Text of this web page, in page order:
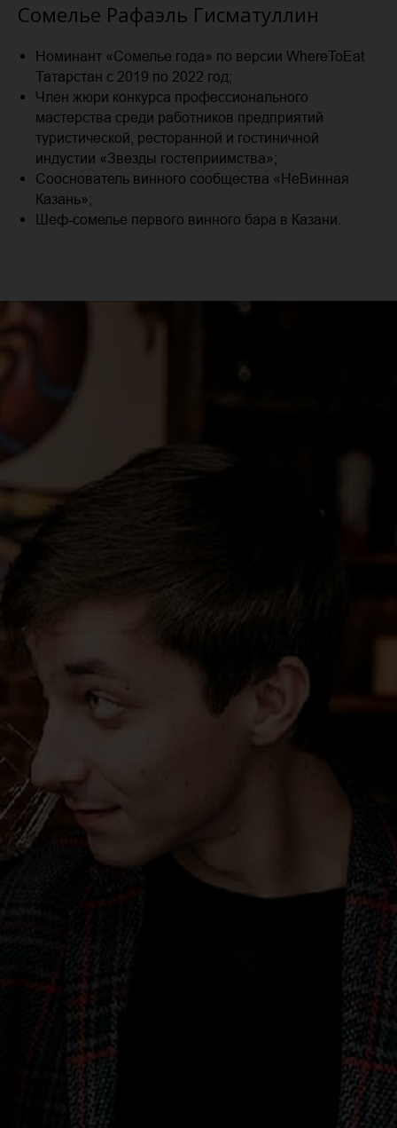
Сомелье Рафаэль Гисматуллин
Номинант «Сомелье года» по версии WhereToEat
Татарстан с 2019 по 2022 год;
Член жюри конкурса профессионального
мастерства среди работников предприятий
туристической, ресторанной и гостиничной
индустии «Звезды гостеприимства»;
Сооснователь винного сообщества «НеВинная
Казань»;
Шеф-сомелье первого винного бара в Казани.